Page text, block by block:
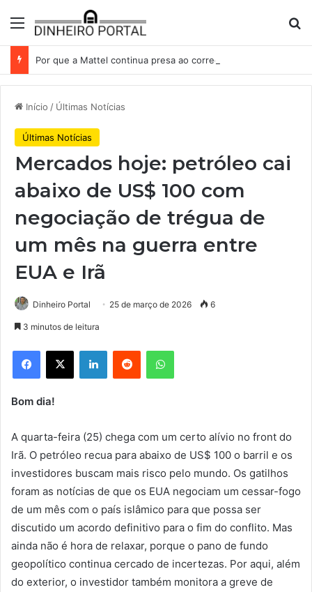
Menu
Início / Últimas Notícias
Últimas Notícias
Mercados hoje: petróleo cai
abaixo de US$ 100 com
negociação de trégua de
um mês na guerra entre
EUA e Irã
Dinheiro Portal 25 de março de 2026 6
3 minutos de leitura
Facebook
X LinkedinReddit WhatsApp
Bom dia!
A quarta-feira (25) chega com um certo alívio no front do
Irã. O petróleo recua para abaixo de US$ 100 o barril e os
investidores buscam mais risco pelo mundo. Os gatilhos
foram as notícias de que os EUA negociam um cessar-fogo
de um mês com o país islâmico para que possa ser
discutido um acordo definitivo para o fim do conflito. Mas
ainda não é hora de relaxar, porque o pano de fundo
geopolítico continua cercado de incertezas. Por aqui, além
do exterior, o investidor também monitora a greve de